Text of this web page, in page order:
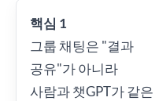
핵심 1
그룹 채팅은 "결과
공유"가 아니라
사람과 챗GPT가 같은